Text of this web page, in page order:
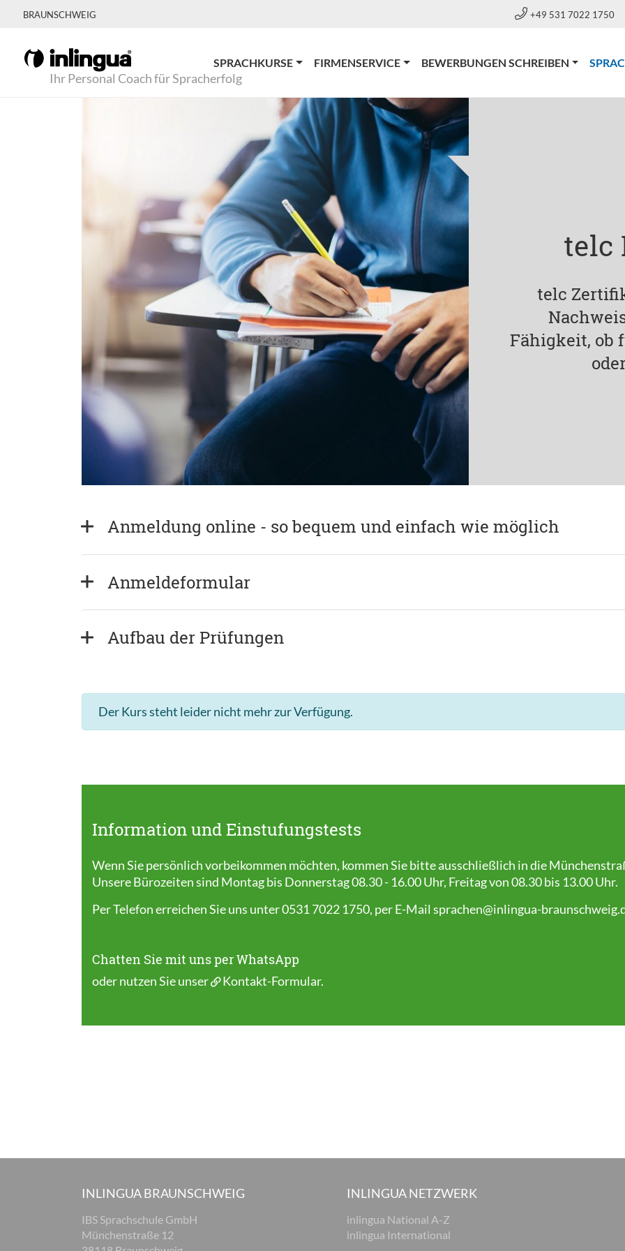
BRAUNSCHWEIG +49 531 7022 1750
Ihr Personal Coach für Spracherfolg
SPRACHKURSE FIRMENSERVICE BEWERBUNGEN SCHREIBEN
telc
telc
Fähigkeit, ob
Anmeldung online - so bequem und einfach wie möglich
Anmeldeformular
Aufbau der Prüfungen
Der Kurs steht leider nicht mehr zur Verfügung.
Information und Einstufungstests
Wenn Sie persönlich vorbeikommen möchten, kommen Sie bitte ausschließlich in die
Unsere Bürozeiten sind Montag bis Donnerstag 08.30 - 16.00 Uhr, Freitag von 08.30 bis 13.00 Uhr.
Per Telefon erreichen Sie uns unter 0531 7022 1750, per E-Mail sprachen@inlingua-
Chatten Sie mit uns per WhatsApp
oder nutzen Sie unser Kontakt-Formular.
INLINGUA BRAUNSCHWEIG
IBS Sprachschule GmbH
Münchenstraße 12
INLINGUA NETZWERK
inlingua National A-Z
inlingua International